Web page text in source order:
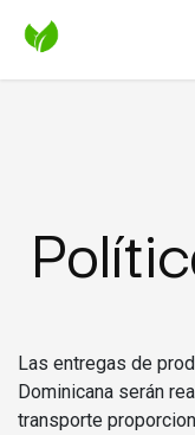
Las entregas de
Dominicana serán
transporte